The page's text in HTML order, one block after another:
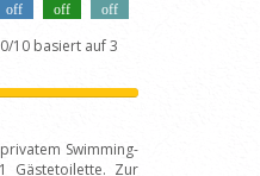
off
off
off
10 basiert auf 3
Swimming-
Gästetoilette. Zur